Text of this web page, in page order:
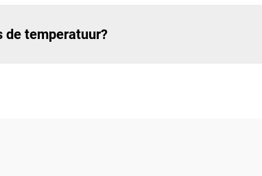
de temperatuur?